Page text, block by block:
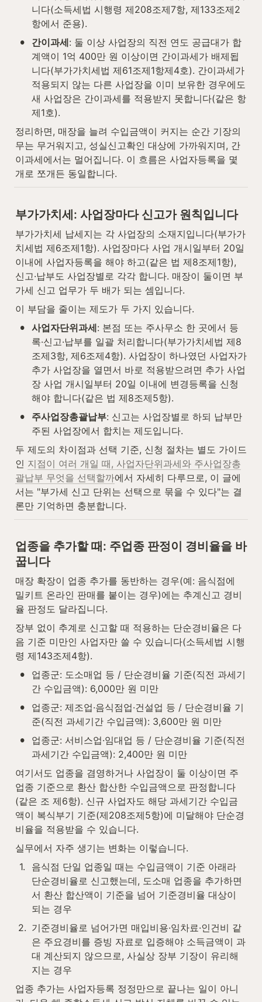
니다(소득세법 시행령 제208조제7항, 제133조제2
항에서 준용).
• 간이과세: 둘 이상 사업장의 직전 연도 공급대가 합
계액이 1억 400만 원 이상이면 간이과세가 배제됩
니다(부가가치세법 제61조제1항제4호). 간이과세가
적용되지 않는 다른 사업장을 이미 보유한 경우에도
새 사업장은 간이과세를 적용받지 못합니다(같은 항
제1호).
정리하면, 매장을 늘려 수입금액이 커지는 순간 기장의
무는 무거워지고, 성실신고확인 대상에 가까워지며, 간
이과세에서는 멀어집니다. 이 흐름은 사업자등록을 몇
개로 쪼개든 동일합니다.
부가가치세: 사업장마다 신고가 원칙입니다
부가가치세 납세지는 각 사업장의 소재지입니다(부가가
치세법 제6조제1항). 사업장마다 사업 개시일부터 20일
이내에 사업자등록을 해야 하고(같은 법 제8조제1항),
신고·납부도 사업장별로 각각 합니다. 매장이 둘이면 부
가세 신고 업무가 두 배가 되는 셈입니다.
이 부담을 줄이는 제도가 두 가지 있습니다.
• 사업자단위과세: 본점 또는 주사무소 한 곳에서 등
록·신고·납부를 일괄 처리합니다(부가가치세법 제8
조제3항, 제6조제4항). 사업장이 하나였던 사업자가
추가 사업장을 열면서 바로 적용받으려면 추가 사업
장 사업 개시일부터 20일 이내에 변경등록을 신청
해야 합니다(같은 법 제8조제5항).
• 주사업장총괄납부: 신고는 사업장별로 하되 납부만
주된 사업장에서 합치는 제도입니다.
두 제도의 차이점과 선택 기준, 신청 절차는 별도 가이드
인 지점이 여러 개일 때, 사업자단위과세와 주사업장총
괄납부 무엇을 선택할까에서 자세히 다루므로, 이 글에
서는 "부가세 신고 단위는 선택으로 묶을 수 있다"는 결
론만 기억하면 충분합니다.
업종을 추가할 때: 주업종 판정이 경비율을 바
꿉니다
매장 확장이 업종 추가를 동반하는 경우(예: 음식점에
밀키트 온라인 판매를 붙이는 경우)에는 추계신고 경비
율 판정도 달라집니다.
장부 없이 추계로 신고할 때 적용하는 단순경비율은 다
음 기준 미만인 사업자만 쓸 수 있습니다(소득세법 시행
령 제143조제4항).
•
업종군: 도소매업 등 / 단순경비율 기준(직전 과세기
간 수입금액): 6,000만 원 미만
•
업종군: 제조업·음식점업·건설업 등 / 단순경비율 기
준(직전 과세기간 수입금액): 3,600만 원 미만
•
업종군: 서비스업·임대업 등 / 단순경비율 기준(직전
과세기간 수입금액): 2,400만 원 미만
여기서도 업종을 겸영하거나 사업장이 둘 이상이면 주
업종 기준으로 환산 합산한 수입금액으로 판정합니다
(같은 조 제6항). 신규 사업자도 해당 과세기간 수입금
액이 복식부기 기준(제208조제5항)에 미달해야 단순경
비율을 적용받을 수 있습니다.
실무에서 자주 생기는 변화는 이렇습니다.
1.
음식점 단일 업종일 때는 수입금액이 기준 아래라
단순경비율로 신고했는데, 도소매 업종을 추가하면
서 환산 합산액이 기준을 넘어 기준경비율 대상이
되는 경우
2. 기준경비율로 넘어가면 매입비용·임차료·인건비 같
은 주요경비를 증빙 자료로 입증해야 소득금액이 과
대 계산되지 않으므로, 사실상 장부 기장이 유리해
지는 경우
업종 추가는 사업자등록 정정만으로 끝나는 일이 아니